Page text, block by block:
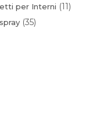
per Interni 11
35